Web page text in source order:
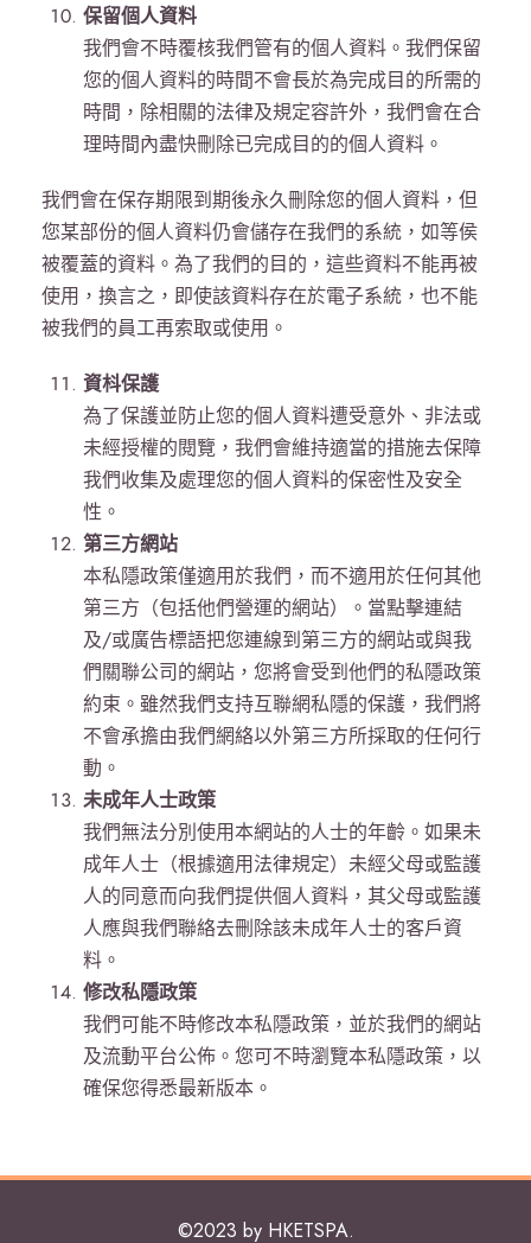
保留個人資料
我們會不時覆核我們管有的個人資料。我們保留
您的個人資料的時間不會長於為完成目的所需的
時間，除相關的法律及規定容許外，我們會在合
理時間內盡快刪除已完成目的的個人資料。
我們會在保存期限到期後永久刪除您的個人資料，但
您某部份的個人資料仍會儲存在我們的系統，如等侯
被覆蓋的資料。為了我們的目的，這些資料不能再被
使用，換言之，即使該資料存在於電子系統，也不能
被我們的員工再索取或使用。
資枓保護
為了保護並防止您的個人資料遭受意外、非法或
未經授權的閱覽，我們會維持適當的措施去保障
我們收集及處理您的個人資料的保密性及安全
性。
第三方網站
本私隱政策僅適用於我們，而不適用於任何其他
第三方（包括他們營運的網站）。當點擊連結
及/或廣告標語把您連線到第三方的網站或與我
們關聯公司的網站，您將會受到他們的私隱政策
約束。雖然我們支持互聯網私隱的保護，我們將
不會承擔由我們網絡以外第三方所採取的任何行
動。
未成年人士政策
我們無法分別使用本網站的人士的年齡。如果未
成年人士（根據適用法律規定）未經父母或監護
人的同意而向我們提供個人資料，其父母或監護
人應與我們聯絡去刪除該未成年人士的客戶資
料。
修改私隱政策
我們可能不時修改本私隱政策，並於我們的網站
及流動平台公佈。您可不時瀏覽本私隱政策，以
確保您得悉最新版本。
©2023 by HKETSPA.